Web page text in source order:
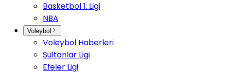
Basketbol 1. Ligi
NBA
Voleybol
Voleybol Haberleri
Sultanlar Ligi
Efeler Ligi